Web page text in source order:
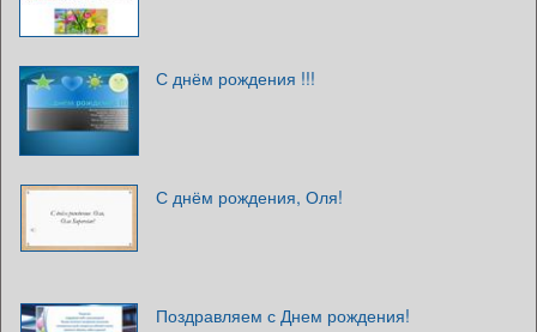
С днём рождения !!!
С днём рождения, Оля!
Поздравляем с Днем рождения!